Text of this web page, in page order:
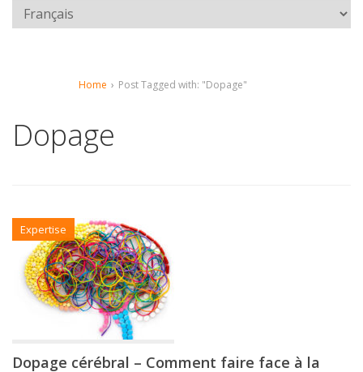
Home › Post Tagged with: "Dopage"
Dopage
Expertise
Dopage cérébral – Comment faire face à la